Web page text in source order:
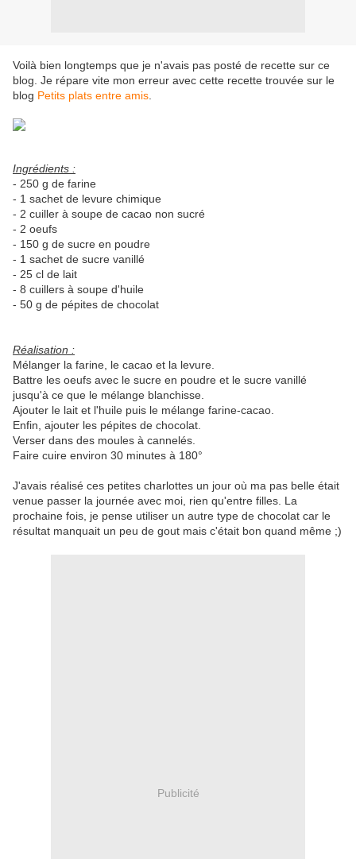
Voilà bien longtemps que je n'avais pas posté de recette sur ce
blog. Je répare vite mon erreur avec cette recette trouvée sur le
blog Petits plats entre amis
Ingrédients :
- 250 g de farine
- 1 sachet de levure chimique
- 2 cuiller à soupe de cacao non sucré
- 2 oeufs
- 150 g de sucre en poudre
- 1 sachet de sucre vanillé
- 25 cl de lait
- 8 cuillers à soupe d'huile
- 50 g de pépites de chocolat
Réalisation :
Mélanger la farine, le cacao et la levure.
Battre les oeufs avec le sucre en poudre et le sucre vanillé
jusqu'à ce que le mélange blanchisse.
Ajouter le lait et l'huile puis le mélange farine-cacao.
Enfin, ajouter les pépites de chocolat.
Verser dans des moules à cannelés.
Faire cuire environ 30 minutes à 180°
J'avais réalisé ces petites charlottes un jour où ma pas belle était
venue passer la journée avec moi, rien qu'entre filles. La
prochaine fois, je pense utiliser un autre type de chocolat car le
résultat manquait un peu de gout mais c'était bon quand même ;)
Publicité